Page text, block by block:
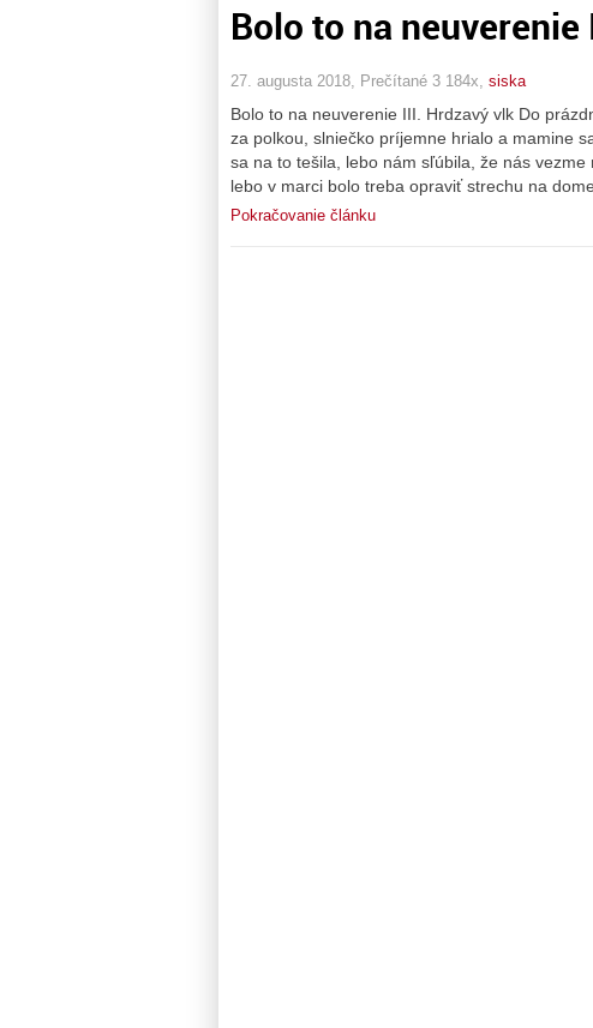
Bolo to na neuverenie
27. augusta 2018, Prečítané 3 184x, siska
Bolo to na neuverenie III. Hrdzavý vlk Do
za polkou, slniečko príjemne hrialo a mamine
sa na to tešila, lebo nám sľúbila, že nás
lebo v marci bolo treba opraviť strechu na
Pokračovanie článku